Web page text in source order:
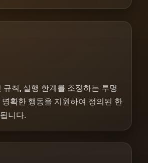
규칙, 실행 한계를 조정하는 투명
확한 행동을 지원하여 정의된 한
니다.